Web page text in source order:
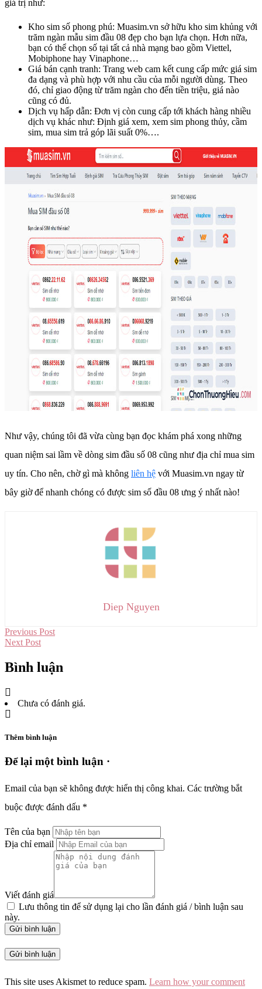
giá trị như:
Kho sim số phong phú: Muasim.vn sở hữu kho sim khủng với
trăm ngàn mẫu sim đầu 08 đẹp cho bạn lựa chọn. Hơn nữa,
bạn có thể chọn số tại tất cả nhà mạng bao gồm Viettel,
Mobiphone hay Vinaphone…
Giá bán cạnh tranh: Trang web cam kết cung cấp mức giá sim
đa dạng và phù hợp với nhu cầu của mỗi người dùng. Theo
đó, chỉ giao động từ trăm ngàn cho đến tiền triệu, giá nào
cũng có đủ.
Dịch vụ hấp dẫn: Đơn vị còn cung cấp tới khách hàng nhiều
dịch vụ khác như: Định giá xem, xem sim phong thủy, cầm
sim, mua sim trả góp lãi suất 0%….
Như vậy, chúng tôi đã vừa cùng bạn đọc khám phá xong những
quan niệm sai lầm về dòng sim đầu số 08 cũng như địa chỉ mua sim
uy tín. Cho nên, chờ gì mà không liên hệ với Muasim.vn ngay từ
bây giờ để nhanh chóng có được sim số đầu 08 ưng ý nhất nào!
Diep Nguyen
Previous Post
Next Post
Bình luận
Chưa có đánh giá.
Thêm bình luận
Để lại một bình luận ·
Email của bạn sẽ không được hiển thị công khai. Các trường bắt
buộc được đánh dấu *
Tên của bạn
Địa chỉ email
Viết đánh giá
Lưu thông tin để sử dụng lại cho lần đánh giá / bình luận sau
này.
Gửi bình luận
This site uses Akismet to reduce spam. Learn how your comment